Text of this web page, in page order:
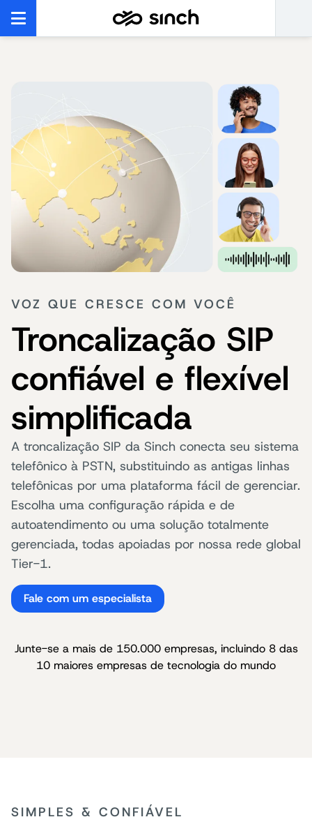
VOZ QUE CRESCE COM VOCÊ
Troncalização SIP
confiável e flexível
simplificada
A troncalização SIP da Sinch conecta seu sistema
telefônico à PSTN, substituindo as antigas linhas
telefônicas por uma plataforma fácil de gerenciar.
Escolha uma configuração rápida e de
autoatendimento ou uma solução totalmente
gerenciada, todas apoiadas por nossa rede global
Tier-1.
Fale com um especialista
Junte-se a mais de 150.000 empresas, incluindo 8 das
10 maiores empresas de tecnologia do mundo
SIMPLES & CONFIÁVEL